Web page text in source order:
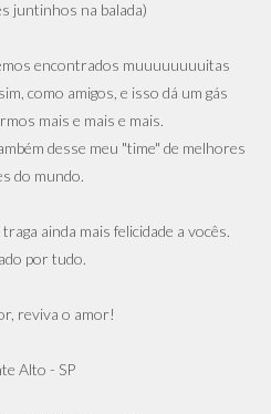
juntinhos na balada)
encontrados muuuuuuuuitas
como amigos, e isso dá um gás
mais e mais e mais.
desse meu "time" de melhores
do mundo.
ainda mais felicidade a vocês.
por tudo.
reviva o amor!
Alto - SP